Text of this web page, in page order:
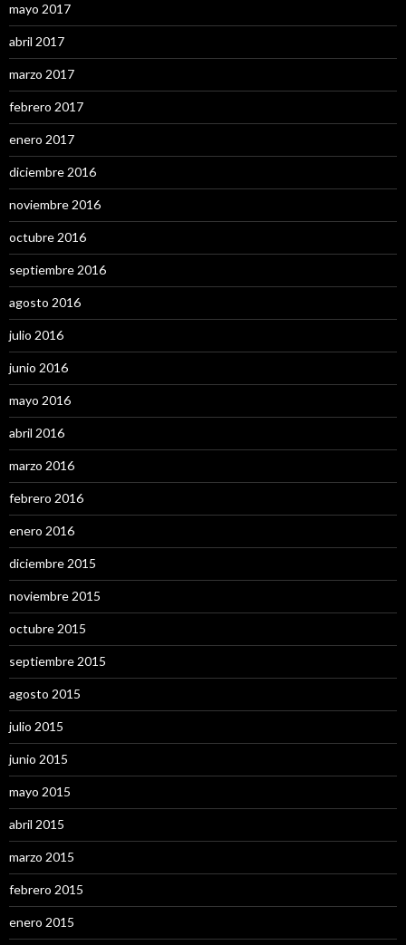
mayo 2017
abril 2017
marzo 2017
febrero 2017
enero 2017
diciembre 2016
noviembre 2016
octubre 2016
septiembre 2016
agosto 2016
julio 2016
junio 2016
mayo 2016
abril 2016
marzo 2016
febrero 2016
enero 2016
diciembre 2015
noviembre 2015
octubre 2015
septiembre 2015
agosto 2015
julio 2015
junio 2015
mayo 2015
abril 2015
marzo 2015
febrero 2015
enero 2015